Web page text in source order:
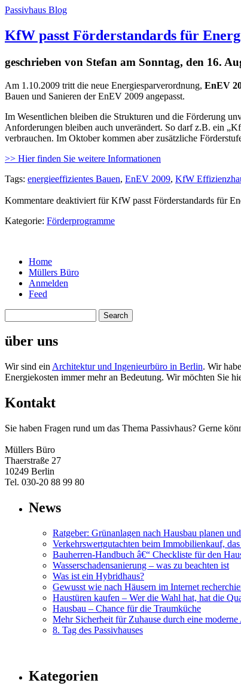
Passivhaus Blog
KfW passt Förderstandards für
geschrieben von Stefan am Sonntag, den 16.
Am 1.10.2009 tritt die neue Energiesparverordnung, EnEV
Bauen und Sanieren der EnEV 2009 angepasst.
Im Wesentlichen bleiben die Strukturen und die Förderung
Anforderungen bleiben auch unverändert. So darf z.B. ein
verbrauchen. Im Oktober kommen aber zusätzliche
>> Hier finden Sie weitere Informationen
Tags: energieeffizientes Bauen, EnEV 2009, KfW
Kommentare deaktiviert für KfW passt Förderstandards für
Kategorie: Förderprogramme
Home
Müllers Büro
Anmelden
Feed
über uns
Wir sind ein Architektur und Ingenieurbüro in Berlin. Wir
Energiekosten immer mehr an Bedeutung. Wir möchten Sie
Kontakt
Sie haben Fragen rund um das Thema Passivhaus? Gerne
Müllers Büro
Thaerstraße 27
10249 Berlin
Tel. 030-20 88 99 80
News
Ratgeber: Grünanlagen nach Hausbau planen
Verkehrswertgutachten beim Immobilienkauf,
Bauherren-Handbuch â€“ Checkliste für den
Wasserschadensanierung – was zu beachten ist
Was ist ein Hybridhaus?
Gewusst wie nach Häusern im Internet
Haustüren kaufen – Wer die Wahl hat, hat die
Hausbau – Chance für die Traumküche
Mehr Sicherheit für Zuhause durch eine moderne
8. Tag des Passivhauses
Kategorien